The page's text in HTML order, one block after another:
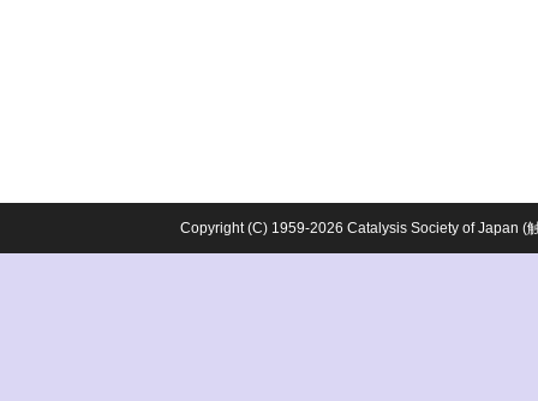
Copyright (C) 1959-2026 Catalysis Society of Japan (